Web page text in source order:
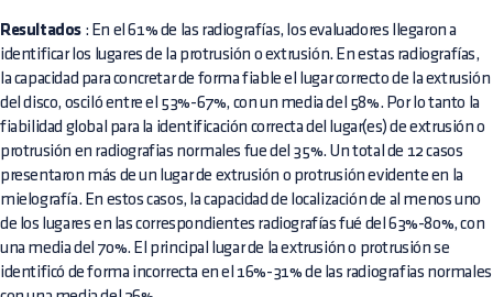
Resultados : En el 61% de las radiografías, los evaluadores llegaron a
identificar los lugares de la protrusión o extrusión. En estas radiografías,
la capacidad para concretar de forma fiable el lugar correcto de la extrusión
del disco, osciló entre el 53%-67%, con un media del 58%. Por lo tanto la
fiabilidad global para la identificación correcta del lugar(es) de extrusión o
protrusión en radiografias normales fue del 35%. Un total de 12 casos
presentaron más de un lugar de extrusión o protrusión evidente en la
mielografía. En estos casos, la capacidad de localización de al menos uno
de los lugares en las correspondientes radiografías fué del 63%-80%, con
una media del 70%. El principal lugar de la extrusión o protrusión se
identificó de forma incorrecta en el 16%-31% de las radiografias normales